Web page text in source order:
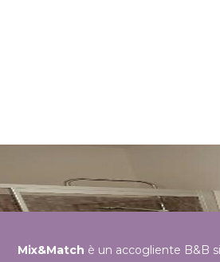
Mix&Match è un accogliente B&B